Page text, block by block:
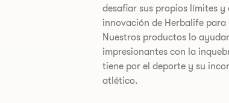
desafiar sus propios límites
innovación de Herbalife para
Nuestros productos lo
impresionantes con la
tiene por el deporte y su
atlético.